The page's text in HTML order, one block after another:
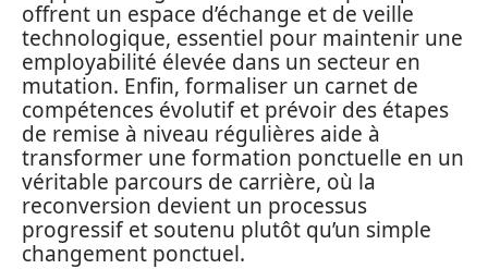
offrent un espace d’échange et de veille
technologique, essentiel pour maintenir une
employabilité élevée dans un secteur en
mutation. Enfin, formaliser un carnet de
compétences évolutif et prévoir des étapes
de remise à niveau régulières aide à
transformer une formation ponctuelle en un
véritable parcours de carrière, où la
reconversion devient un processus
progressif et soutenu plutôt qu’un simple
changement ponctuel.